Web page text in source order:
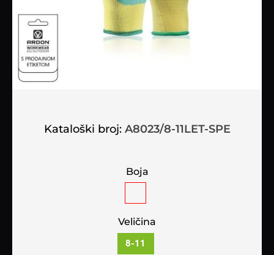
Kataloški broj: A8023/8-11LET-SPE
Boja
Veličina
8-11